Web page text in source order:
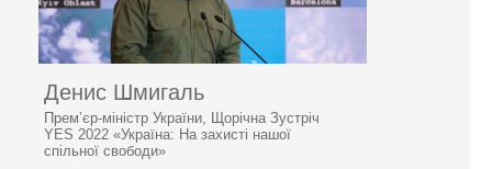
Денис Шмигаль
Прем’єр-міністр України, Щорічна Зустріч
YES 2022 «Україна: На захисті нашої
спільної свободи»